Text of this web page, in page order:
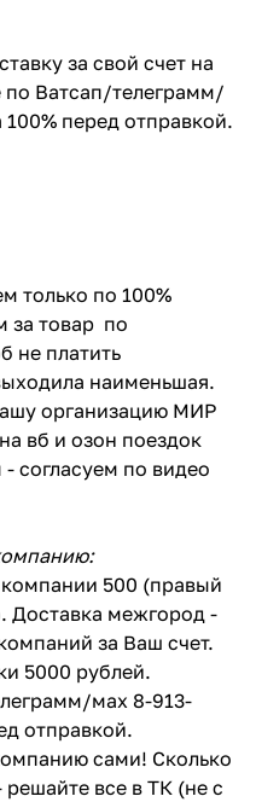
за свой счет на
по Ватсап/телеграмм/
перед отправкой.
только по 100%
за товар по
не платить
наименьшая.
организацию МИР
вб и озон поездок
согласуем по видео
500 (правый
Доставка межгород -
за Ваш счет.
5000 рублей.
мах 8-913-
отправкой.
сами! Сколько
решайте все в ТК (не с